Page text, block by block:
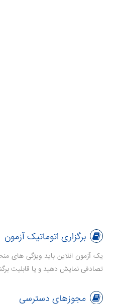
برگزاری اتوماتیک آزمون
یک آزمون انلاین باید ویژگی های
تصادفی نمایش دهید و یا قابلیت
مجوزهای دسترسی